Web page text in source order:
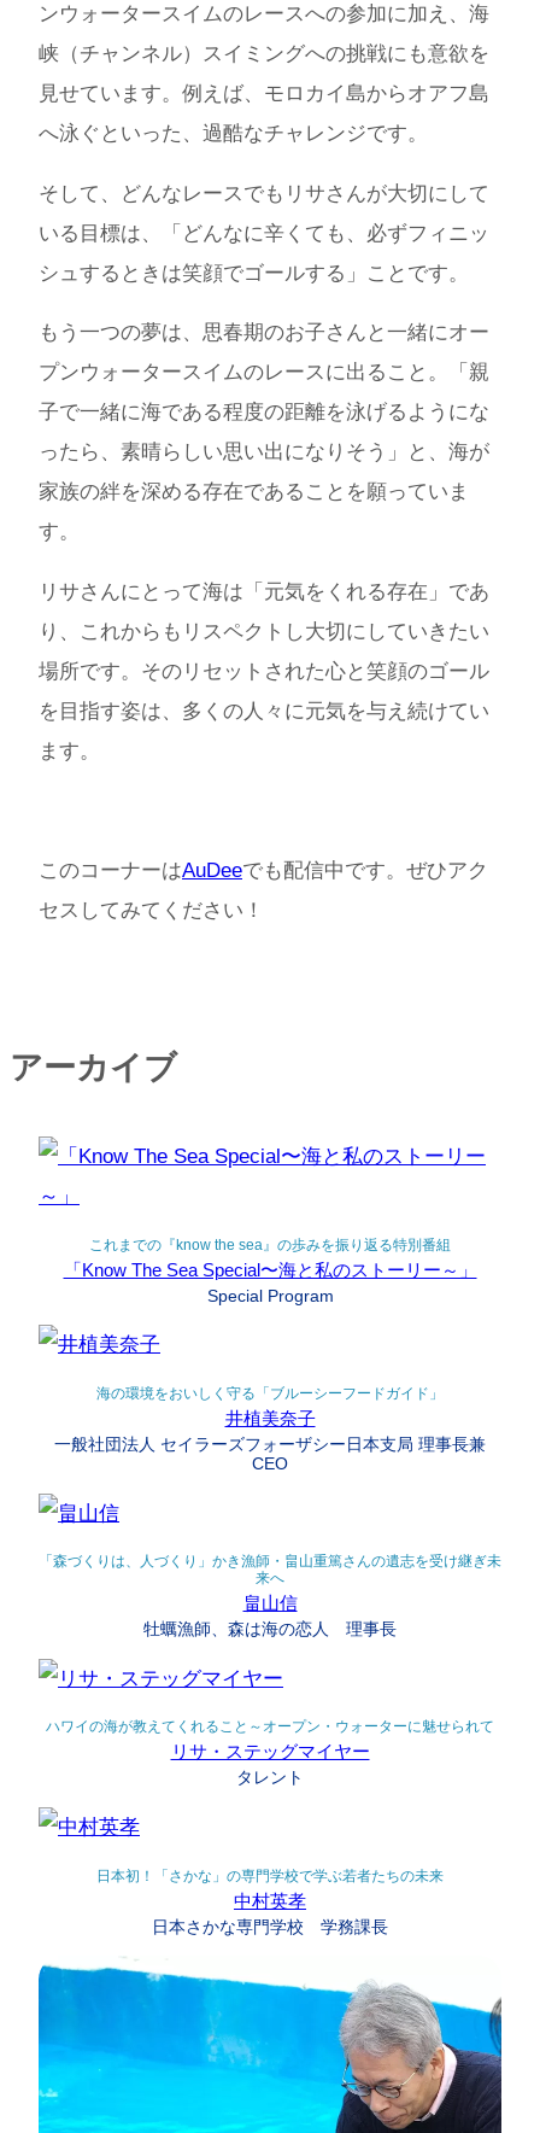
ンウォータースイムのレースへの参加に加え、海
峡（チャンネル）スイミングへの挑戦にも意欲を
見せています。例えば、モロカイ島からオアフ島
へ泳ぐといった、過酷なチャレンジです。
そして、どんなレースでもリサさんが大切にして
いる目標は、「どんなに辛くても、必ずフィニッ
シュするときは笑顔でゴールする」ことです。
もう一つの夢は、思春期のお子さんと一緒にオー
プンウォータースイムのレースに出ること。「親
子で一緒に海である程度の距離を泳げるようにな
ったら、素晴らしい思い出になりそう」と、海が
家族の絆を深める存在であることを願っていま
す。
リサさんにとって海は「元気をくれる存在」であ
り、これからもリスペクトし大切にしていきたい
場所です。そのリセットされた心と笑顔のゴール
を目指す姿は、多くの人々に元気を与え続けてい
ます。
このコーナーはAuDeeでも配信中です。ぜひアク
セスしてみてください！
アーカイブ
これまでの『know the sea』の歩みを振り返る特別番組
「Know The Sea Special〜海と私のストーリー～」
Special Program
海の環境をおいしく守る「ブルーシーフードガイド」
井植美奈子
一般社団法人 セイラーズフォーザシー日本支局 理事長兼
CEO
「森づくりは、人づくり」かき漁師・畠山重篤さんの遺志を受け継ぎ未
来へ
畠山信
牡蠣漁師、森は海の恋人 理事長
ハワイの海が教えてくれること～オープン・ウォーターに魅せられて
リサ・ステッグマイヤー
タレント
日本初！「さかな」の専門学校で学ぶ若者たちの未来
中村英孝
日本さかな専門学校 学務課長